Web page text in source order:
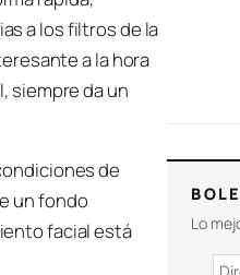
a los filtros de la
a la hora
siempre da un
de
un fondo
facial está
Lo